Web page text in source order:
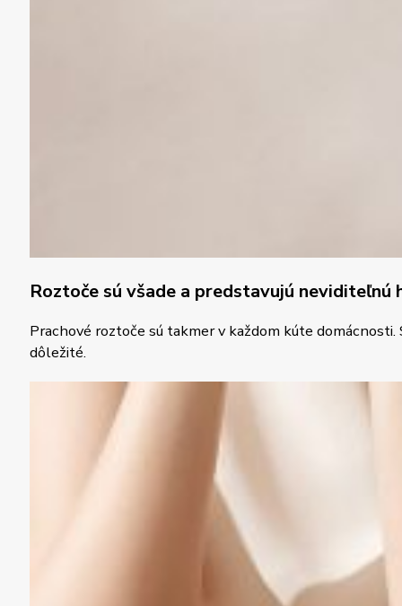
Roztoče sú všade a predstavujú neviditeľnú
Prachové roztoče sú takmer v každom kúte
dôležité.